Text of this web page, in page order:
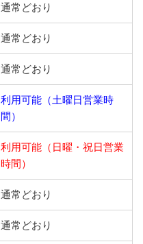
通常どおり
通常どおり
通常どおり
利用可能（土曜日営業時
間）
利用可能（日曜・祝日営業
時間）
通常どおり
通常どおり